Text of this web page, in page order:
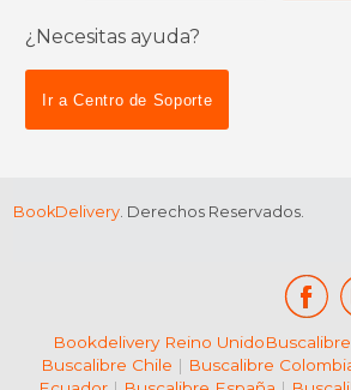
¿Necesitas ayuda?
Ir a Centro de Soporte
BookDelivery. Derechos Reservados.
Bookdelivery Reino Unido
Buscalibre Chile | Buscalibre